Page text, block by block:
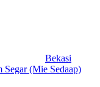
Bekasi
(Mie Sedaap)